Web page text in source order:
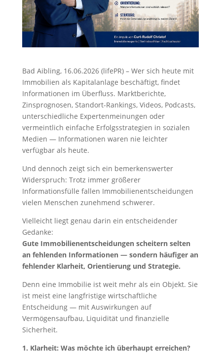
Bad Aibling, 16.06.2026 (lifePR) – Wer sich heute mit
Immobilien als Kapitalanlage beschäftigt, findet
Informationen im Überfluss. Marktberichte,
Zinsprognosen, Standort-Rankings, Videos, Podcasts,
unterschiedliche Expertenmeinungen oder
vermeintlich einfache Erfolgsstrategien in sozialen
Medien — Informationen waren nie leichter
verfügbar als heute.
Und dennoch zeigt sich ein bemerkenswerter
Widerspruch: Trotz immer größerer
Informationsfülle fallen Immobilienentscheidungen
vielen Menschen zunehmend schwerer.
Vielleicht liegt genau darin ein entscheidender
Gedanke:
Gute Immobilienentscheidungen scheitern selten
an fehlenden Informationen — sondern häufiger an
fehlender Klarheit, Orientierung und Strategie.
Denn eine Immobilie ist weit mehr als ein Objekt. Sie
ist meist eine langfristige wirtschaftliche
Entscheidung — mit Auswirkungen auf
Vermögensaufbau, Liquidität und finanzielle
Sicherheit.
1. Klarheit: Was möchte ich überhaupt erreichen?